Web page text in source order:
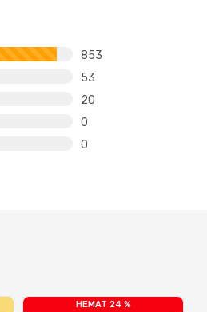
853
53
20
0
0
HEMAT 24 %